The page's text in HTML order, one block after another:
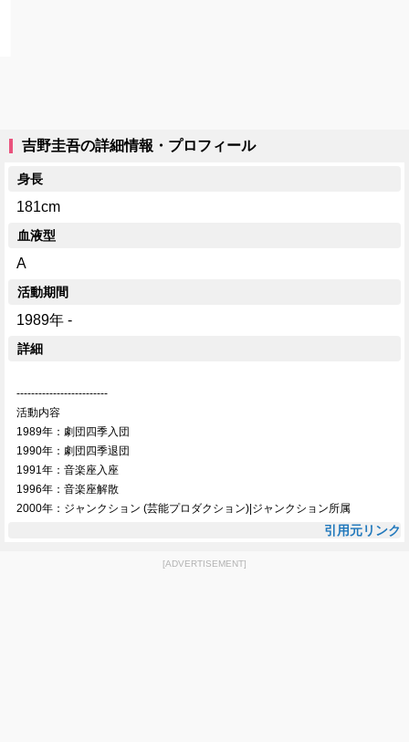
吉野圭吾の詳細情報・プロフィール
身長
181cm
血液型
A
活動期間
1989年 -
詳細
-------------------------
活動内容
1989年：劇団四季入団
1990年：劇団四季退団
1991年：音楽座入座
1996年：音楽座解散
2000年：ジャンクション (芸能プロダクション)|ジャンクション所属
引用元リンク
[ADVERTISEMENT]